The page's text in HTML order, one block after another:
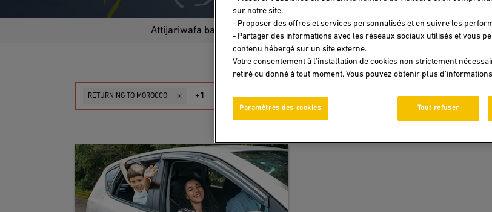
Attijariwafa bank provides you with advice on a number of topics in order to
RETURNING TO MOROCCO +1 APPLY
sur notre site.
- Proposer des offres et services personnalisés et en suivre les
- Partager des informations avec les réseaux sociaux utilisés et vous
contenu hébergé sur un site externe.
Votre consentement à l'installation de cookies non strictement
retiré ou donné à tout moment. Vous pouvez obtenir plus
Tout refuser
Paramètres des cookies